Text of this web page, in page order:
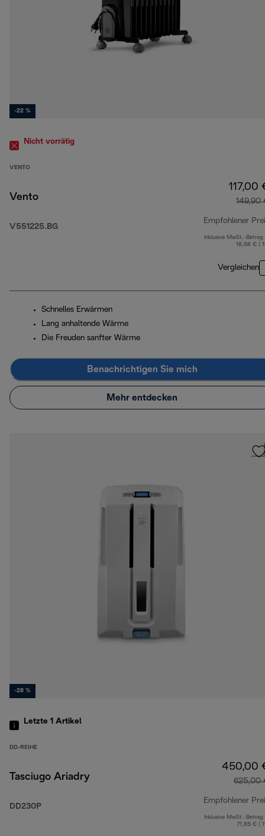
-22 %
Nicht vorrätig
VENTO
Vento
V551225.BG
117,00
149,90
Empfohlener
Inklusive MwSt.-Betrag
18,68 € (
Vergleichen
Schnelles Erwärmen
Lang anhaltende Wärme
Die Freuden sanfter Wärme
Benachrichtigen Sie mich
Mehr entdecken
-28 %
Letzte 1 Artikel
DD-REIHE
Tasciugo Ariadry
DD230P
450,00
625,00
Empfohlener
Inklusive MwSt.-Betrag
71,85 € (